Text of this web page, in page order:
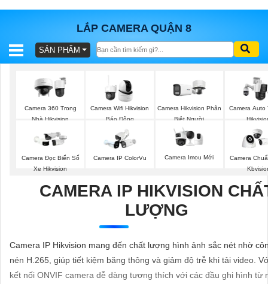
LẮP CAMERA QUẬN 8
BÁO
TRỌN
SẢN
PHẨM
LẮP
ĐẶT
SẢN PHẨM
Camera 360 Trong
Nhà Hikvision
Camera Wifi Hikvision
Báo Động
Camera Hikvision Phân
Biệt Người
Camera Auto
Camera Đọc Biển Số
Xe Hikvision
Camera IP ColorVu Camera Imou Mới
Camera
CAMERA IP HIKVISION
LƯỢNG
Camera IP Hikvision mang đến chất lượng hình ảnh sắc nét nhờ
nén H.265, giúp tiết kiệm băng thông và giảm độ trễ khi tải video.
kết nối ONVIF camera dễ dàng tương thích với các đầu ghi hình từ